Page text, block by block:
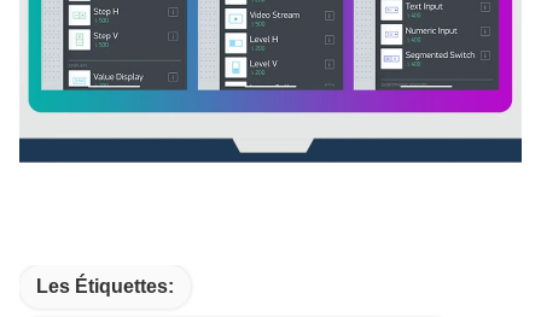
Les Étiquettes: